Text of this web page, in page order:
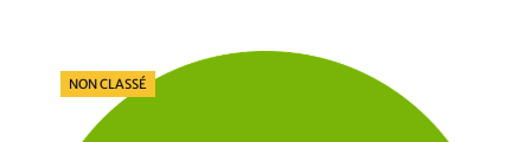
UNE
Categories
NON CLASSÉ